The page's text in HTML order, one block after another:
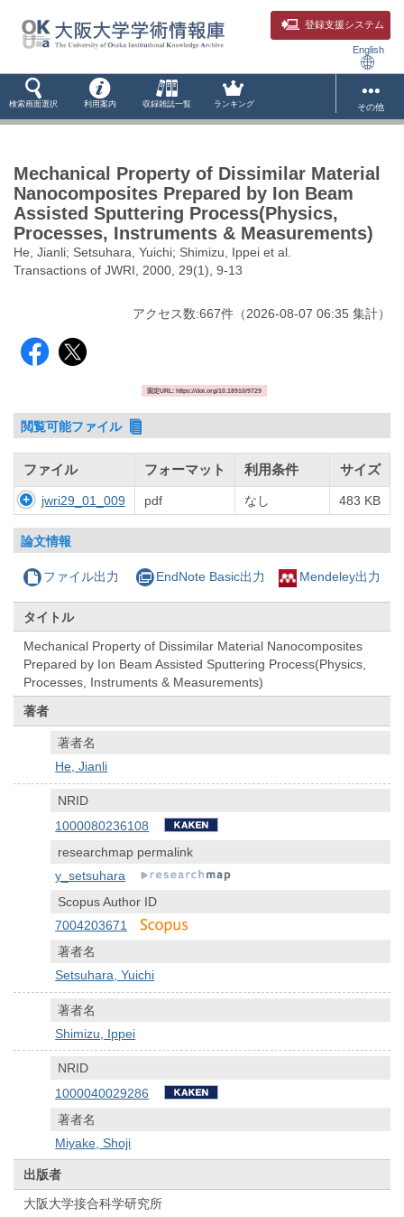
登録支援システム
English
検索画面選択 利用案内 収録雑誌一覧 ランキング その他
Mechanical Property of Dissimilar Material
Nanocomposites Prepared by Ion Beam
Assisted Sputtering Process(Physics,
Processes, Instruments & Measurements)
He, Jianli; Setsuhara, Yuichi; Shimizu, Ippei et al.
Transactions of JWRI, 2000, 29(1), 9-13
アクセス数:667件 （2026-08-07 06:35 集計）
固定URL: https://doi.org/10.18910/9729
閲覧可能ファイル
ファイル フォーマット 利用条件 サイズ
jwri29_01_009 pdf なし 483 KB
論文情報
ファイル出力 EndNote Basic出力 Mendeley出力
タイトル
Mechanical Property of Dissimilar Material Nanocomposites
Prepared by Ion Beam Assisted Sputtering Process(Physics,
Processes, Instruments & Measurements)
著者
著者名
He, Jianli
NRID
1000080236108
researchmap permalink
y_setsuhara
Scopus Author ID
7004203671
著者名
Setsuhara, Yuichi
著者名
Shimizu, Ippei
NRID
1000040029286
著者名
Miyake, Shoji
出版者
大阪大学接合科学研究所